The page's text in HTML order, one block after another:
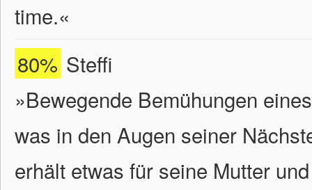
time.«
80% Steffi
»Bewegende Bemühungen
was in den Augen seiner
erhält etwas für seine Mutter